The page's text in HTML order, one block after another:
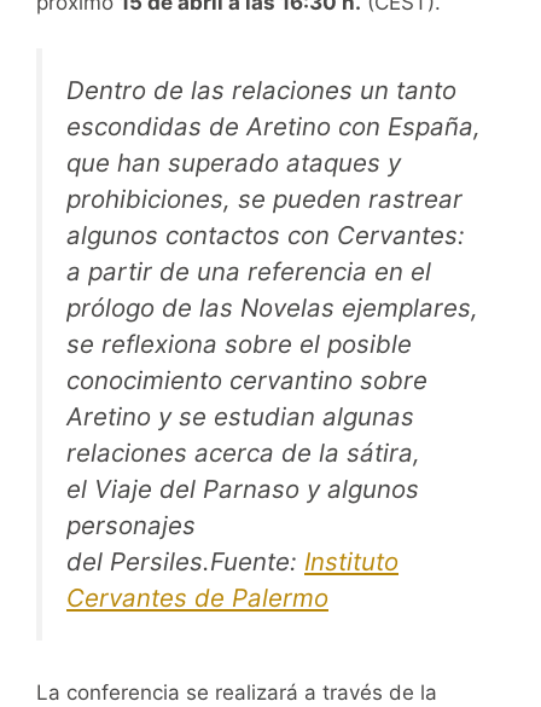
Dentro de las relaciones un tanto
escondidas de Aretino con España,
que han superado ataques y
prohibiciones, se pueden rastrear
algunos contactos con Cervantes:
a partir de una referencia en el
prólogo de las Novelas ejemplares,
se reflexiona sobre el posible
conocimiento cervantino sobre
Aretino y se estudian algunas
relaciones acerca de la sátira,
el Viaje del Parnaso y algunos
personajes
del Persiles.Fuente: Instituto
Cervantes de Palermo
La conferencia se realizará a través de la